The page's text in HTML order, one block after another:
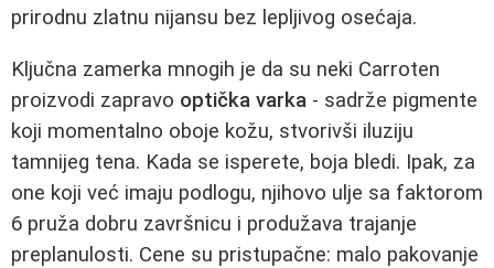
prirodnu zlatnu nijansu bez lepljivog osećaja.
Ključna zamerka mnogih je da su neki Carroten
proizvodi zapravo optička varka - sadrže pigmente
koji momentalno oboje kožu, stvorivši iluziju
tamnijeg tena. Kada se isperete, boja bledi. Ipak, za
one koji već imaju podlogu, njihovo ulje sa faktorom
6 pruža dobru završnicu i produžava trajanje
preplanulosti. Cene su pristupačne: malo pakovanje